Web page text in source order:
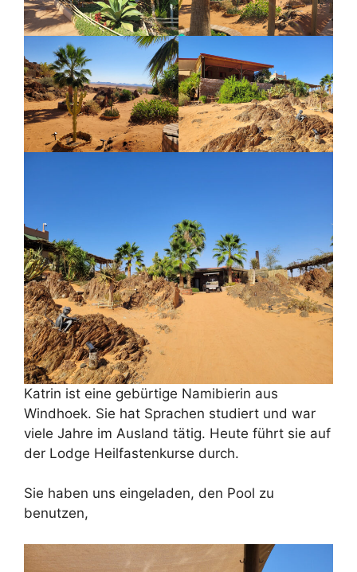
Katrin ist eine gebürtige Namibierin aus
Windhoek. Sie hat Sprachen studiert und war
viele Jahre im Ausland tätig. Heute führt sie auf
der Lodge Heilfastenkurse durch.
Sie haben uns eingeladen, den Pool zu
benutzen,